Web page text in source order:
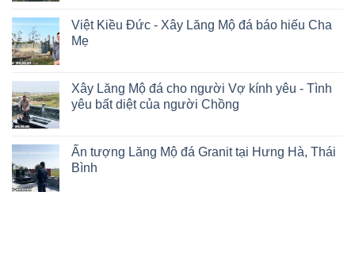
Việt Kiều Đức - Xây Lăng Mộ đá báo hiếu Cha
Mẹ
Xây Lăng Mộ đá cho người Vợ kính yêu - Tình
yêu bất diệt của người Chồng
Ấn tượng Lăng Mộ đá Granit tại Hưng Hà, Thái
Bình